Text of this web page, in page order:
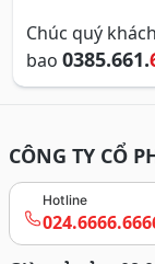
Chúc quý
bao 0385.661.
CÔNG TY CỔ
Hotline